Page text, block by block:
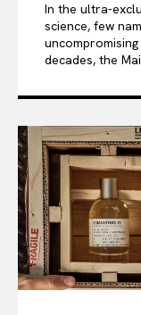
In the ultra-
science, few
decades, the